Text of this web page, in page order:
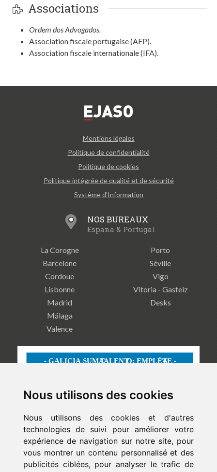
Nous utilisons des cookies
Nous utilisons des cookies et d'autres
technologies de suivi pour améliorer votre
expérience de navigation sur notre site, pour
vous montrer un contenu personnalisé et des
publicités ciblées, pour analyser le trafic de
Associations
Ordem dos Advogados.
Association fiscale portugaise (AFP).
Association fiscale internationale (IFA).
Mentions légales
Politique de confidentialité
Politique de cookies
Politique intégrée de qualité et de sécurité
Système d'Information
NOS BUREAUX
España & Portugal
La Corogne
Barcelone
Cordoue
Lisbonne
Madrid
Málaga
Valence
Porto
Séville
Vigo
Vitoria - Gasteiz
Desks